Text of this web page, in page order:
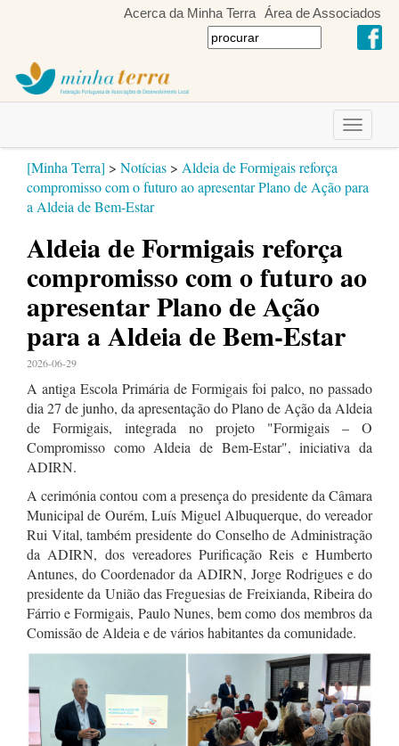
Acerca da Minha Terra Área de Associados
Toggle
[Minha Terra] > Notícias > Aldeia de Formigais reforça
compromisso com o futuro ao apresentar Plano de Ação para
a Aldeia de Bem-Estar
Aldeia de Formigais reforça
compromisso com o futuro ao
apresentar Plano de Ação
para a Aldeia de Bem-Estar
2026-06-29
A antiga Escola Primária de Formigais foi palco, no passado
dia 27 de junho, da apresentação do Plano de Ação da Aldeia
de Formigais, integrada no projeto "Formigais – O
Compromisso como Aldeia de Bem-Estar", iniciativa da
ADIRN.
A cerimónia contou com a presença do presidente da Câmara
Municipal de Ourém, Luís Miguel Albuquerque, do vereador
Rui Vital, também presidente do Conselho de Administração
da ADIRN, dos vereadores Purificação Reis e Humberto
Antunes, do Coordenador da ADIRN, Jorge Rodrigues e do
presidente da União das Freguesias de Freixianda, Ribeira do
Fárrio e Formigais, Paulo Nunes, bem como dos membros da
Comissão de Aldeia e de vários habitantes da comunidade.